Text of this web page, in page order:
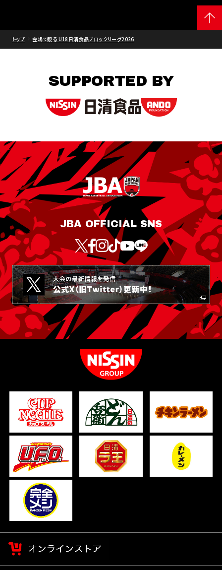
トップ 会場で観る U18日清食品ブロックリーグ2026
SUPPORTED BY
JBA OFFICIAL SNS